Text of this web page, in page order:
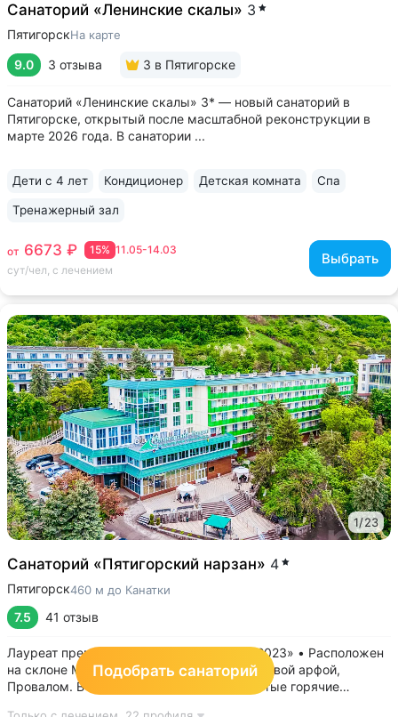
Санаторий «Ленинские скалы» 3
ПятигорскНа карте
9.0 3 отзыва 3 в Пятигорске
Санаторий «Ленинские скалы» 3* — новый санаторий в
Пятигорске, открытый после масштабной реконструкции в
марте 2026 года. В санатории ...
11.05-14.03
15%
от 6673 ₽
сут/чел, с лечением
Выбрать
Дети с 4 лет Кондиционер Детская комната Спа
Тренажерный зал
1/23
Санаторий «Пятигорский нарзан» 4
Пятигорск460 м до Канатки
7.5 41 отзыв
Лауреат премии «Лучшие санатории РФ 2023» • Расположен
на склоне Машука: рядом с Канаткой, Эоловой арфой,
Провалом. В 15 минутах ходьбы — открытые горячие
Подобрать санаторий